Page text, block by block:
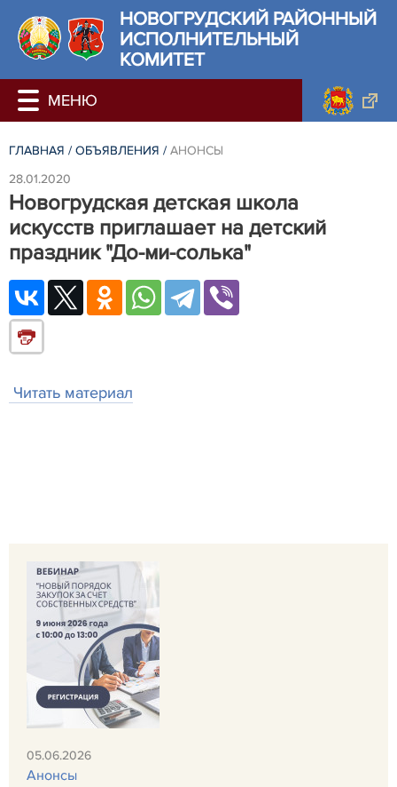
НОВОГРУДСКИЙ РАЙОННЫЙ
ИСПОЛНИТЕЛЬНЫЙ
КОМИТЕТ
ГЛАВНАЯ / ОБЪЯВЛЕНИЯ / АНОНСЫ
28.01.2020
Новогрудская детская школа
искусств приглашает на детский
праздник "До-ми-солька"
Читать материал
05.06.2026
Анонсы